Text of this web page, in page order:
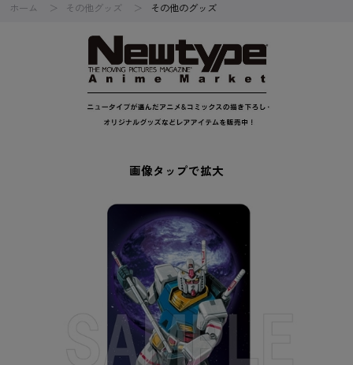
ホーム その他グッズ その他のグッズ
画像タップで拡大